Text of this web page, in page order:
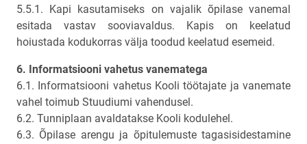
5.5.1. Kapi kasutamiseks on vajalik õpilase vanemal
esitada vastav sooviavaldus. Kapis on keelatud
hoiustada kodukorras välja toodud keelatud esemeid.
6. Informatsiooni vahetus vanematega
6.1. Informatsiooni vahetus Kooli töötajate ja vanemate
vahel toimub Stuudiumi vahendusel.
6.2. Tunniplaan avaldatakse Kooli kodulehel.
6.3. Õpilase arengu ja õpitulemuste tagasisidestamine